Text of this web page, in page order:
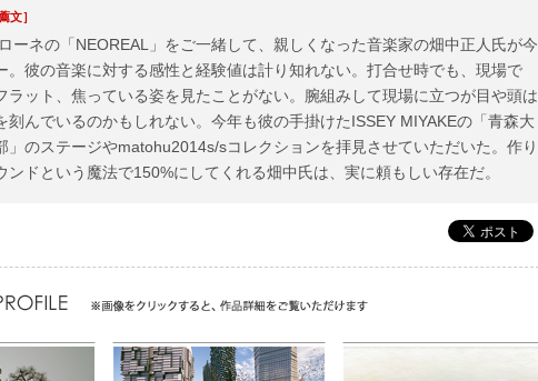
文］
ーネの「NEOREAL」をご一緒して、親しくなった音楽家の畑中正人氏が今
。彼の音楽に対する感性と経験値は計り知れない。打合せ時でも、現場で
ラット、焦っている姿を見たことがない。腕組みして現場に立つが目や頭は
刻んでいるのかもしれない。今年も彼の手掛けたISSEY MIYAKEの「青森大
」のステージやmatohu2014s/sコレクションを拝見させていただいた。作り
ンドという魔法で150%にしてくれる畑中氏は、実に頼もしい存在だ。